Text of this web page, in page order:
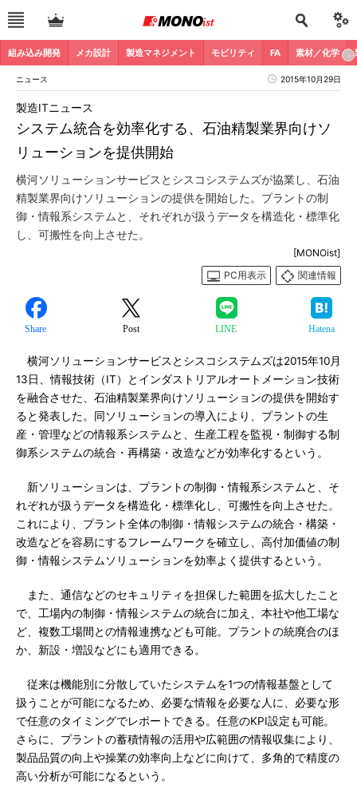
組み込み開発 メカ設計 製造マネジメント モビリティ FA 素材／化学
ニュース 2015年10月29日
システム統合を効率化する、石油精製業界向けソ
リューションを提供開始
製造ITニュース
横河ソリューションサービスとシスコシステムズが協業し、石油
精製業界向けソリューションの提供を開始した。プラントの制
御・情報系システムと、それぞれが扱うデータを構造化・標準化
し、可搬性を向上させた。
[MONOist]
PC用表示
関連情報
Share Post LINE Hatena
横河ソリューションサービスとシスコシステムズは2015年10月
13日、情報技術（IT）とインダストリアルオートメーション技術
を融合させた、石油精製業界向けソリューションの提供を開始す
ると発表した。同ソリューションの導入により、プラントの生
産・管理などの情報系システムと、生産工程を監視・制御する制
御系システムの統合・再構築・改造などが効率化するという。
新ソリューションは、プラントの制御・情報系システムと、そ
れぞれが扱うデータを構造化・標準化し、可搬性を向上させた。
これにより、プラント全体の制御・情報システムの統合・構築・
改造などを容易にするフレームワークを確立し、高付加価値の制
御・情報システムソリューションを効率よく提供するという。
また、通信などのセキュリティを担保した範囲を拡大したこと
で、工場内の制御・情報システムの統合に加え、本社や他工場な
ど、複数工場間との情報連携なども可能。プラントの統廃合のほ
か、新設・増設などにも適用できる。
従来は機能別に分散していたシステムを1つの情報基盤として
扱うことが可能になるため、必要な情報を必要な人に、必要な形
で任意のタイミングでレポートできる。任意のKPI設定も可能。
さらに、プラントの蓄積情報の活用や広範囲の情報収集により、
製品品質の向上や操業の効率向上などに向けて、多角的で精度の
高い分析が可能になるという。